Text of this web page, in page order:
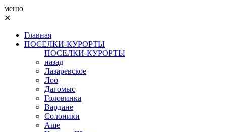
меню
✕
Главная
ПОСЕЛКИ-КУРОРТЫ
ПОСЕЛКИ-КУРОРТЫ
назад
Лазаревское
Лоо
Дагомыс
Головинка
Вардане
Солоники
Аше